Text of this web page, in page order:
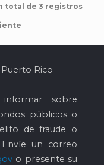
total de 3 registros
Rico
informar sobre
públicos o
de fraude o
un correo
o presente su